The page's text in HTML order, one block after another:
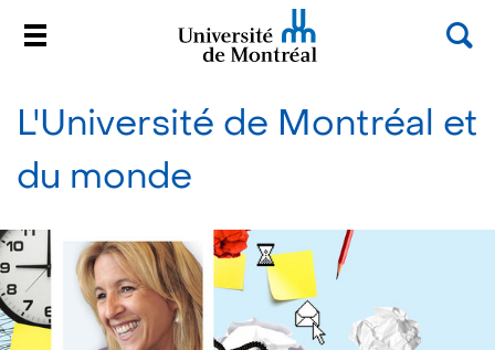
contenu
L'Université de Montréal et
du monde